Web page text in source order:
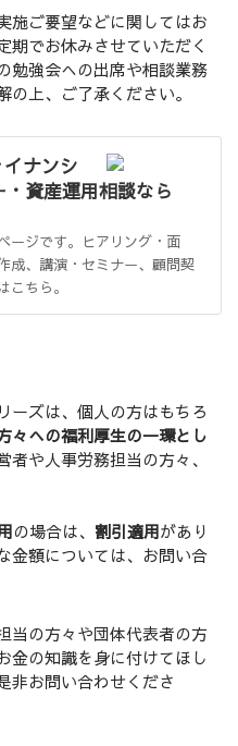
施ご要望などに関してはお
期でお休みさせていただく
勉強会への出席や相談業務
上、ご了承ください。
ナンシ
資産運用相談なら
ージです。ヒアリング・面
成、講演・セミナー、顧問契
ちら。
ーズは、個人の方はもちろ
々への福利厚生の一環とし
や人事労務担当の方々、
の場合は、 割引適用があり
金額については、お問い合
当の方々や団体代表者の方
金の知識を身に付けてほし
非お問い合わせくださ